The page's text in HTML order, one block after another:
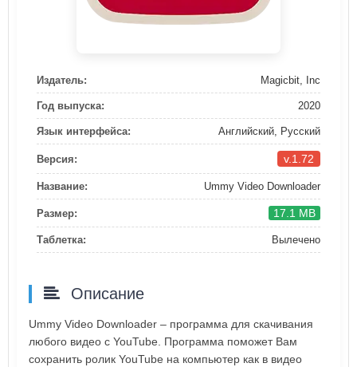
Издатель: Magicbit, Inc
Год выпуска: 2020
Язык интерфейса: Английский, Русский
Версия: v.1.72
Название: Ummy Video Downloader
Размер: 17.1 MB
Таблетка: Вылечено
Описание
Ummy Video Downloader – программа для скачивания
любого видео с YouTube. Программа поможет Вам
сохранить ролик YouTube на компьютер как в видео